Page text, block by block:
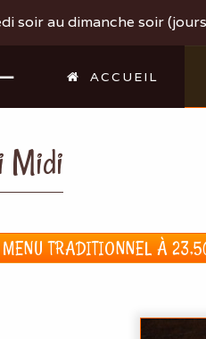
soir au dimanche soir
ACCUEIL
Midi
MENU TRADITIONNEL À